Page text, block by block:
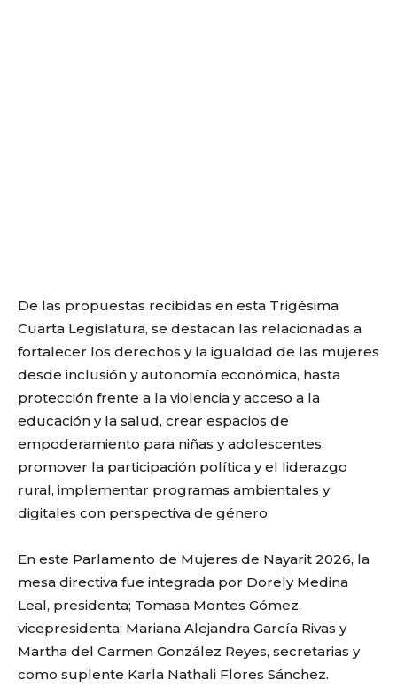
De las propuestas recibidas en esta Trigésima
Cuarta Legislatura, se destacan las relacionadas a
fortalecer los derechos y la igualdad de las mujeres
desde inclusión y autonomía económica, hasta
protección frente a la violencia y acceso a la
educación y la salud, crear espacios de
empoderamiento para niñas y adolescentes,
promover la participación política y el liderazgo
rural, implementar programas ambientales y
digitales con perspectiva de género.
En este Parlamento de Mujeres de Nayarit 2026, la
mesa directiva fue integrada por Dorely Medina
Leal, presidenta; Tomasa Montes Gómez,
vicepresidenta; Mariana Alejandra García Rivas y
Martha del Carmen González Reyes, secretarias y
como suplente Karla Nathali Flores Sánchez.